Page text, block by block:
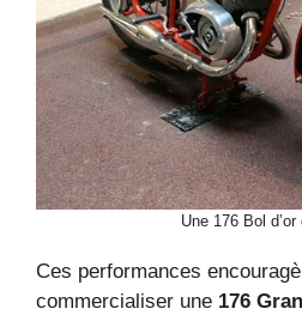
Une 176 Bol d’or
Ces performances
commercialiser une 176